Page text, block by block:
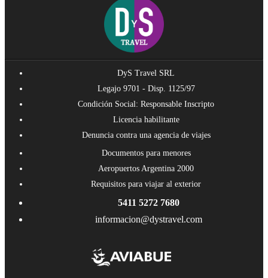
DyS Travel SRL
Legajo 9701 - Disp. 1125/97
Condición Social: Responsable Inscripto
Licencia habilitante
Denuncia contra una agencia de viajes
Documentos para menores
Aeropuertos Argentina 2000
Requisitos para viajar al exterior
5411 5272 7680
informacion@dystravel.com